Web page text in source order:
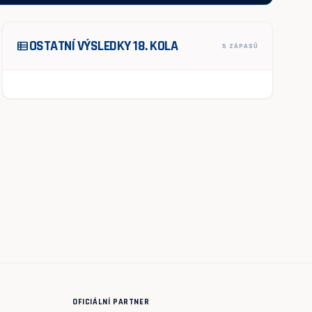
view_listOSTATNÍ VÝSLEDKY 18. KOLA 5 ZÁPASŮ
OFICIÁLNÍ PARTNER